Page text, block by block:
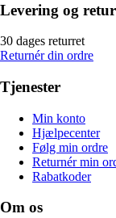
Levering og retur
30 dages returret
Returnér din ordre
Tjenester
Min konto
Hjælpecenter
Følg min ordre
Returnér min
Rabatkoder
Om os